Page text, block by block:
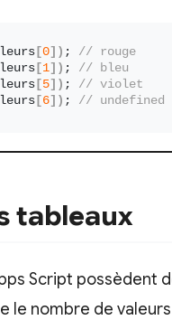
[0]) ; // rouge
[ 1]) ; // bleu
[ 5]) ; // violet
[ 6]) ; // undefined
tableaux
Script possèdent
le nombre de